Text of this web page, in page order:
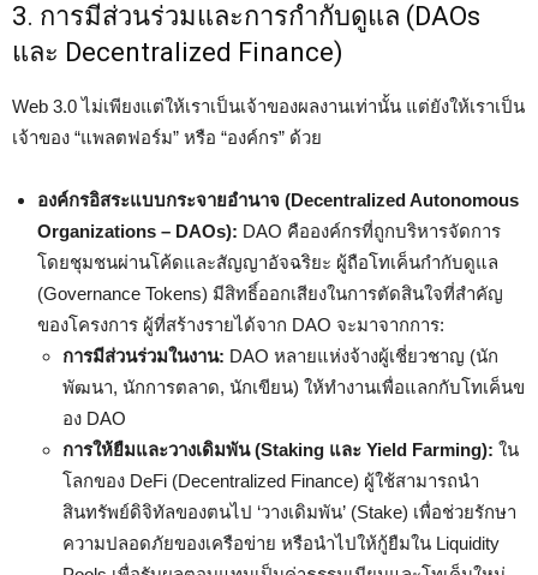
3. การมีส่วนร่วมและการกำกับดูแล (DAOs
และ Decentralized Finance)
Web 3.0 ไม่เพียงแต่ให้เราเป็นเจ้าของผลงานเท่านั้น แต่ยังให้เราเป็น
เจ้าของ “แพลตฟอร์ม” หรือ “องค์กร” ด้วย
องค์กรอิสระแบบกระจายอำนาจ (Decentralized Autonomous
Organizations – DAOs): DAO คือองค์กรที่ถูกบริหารจัดการ
โดยชุมชนผ่านโค้ดและสัญญาอัจฉริยะ ผู้ถือโทเค็นกำกับดูแล
(Governance Tokens) มีสิทธิ์ออกเสียงในการตัดสินใจที่สำคัญ
ของโครงการ ผู้ที่สร้างรายได้จาก DAO จะมาจากการ:
การมีส่วนร่วมในงาน: DAO หลายแห่งจ้างผู้เชี่ยวชาญ (นัก
พัฒนา, นักการตลาด, นักเขียน) ให้ทำงานเพื่อแลกกับโทเค็นข
อง DAO
การให้ยืมและวางเดิมพัน (Staking และ Yield Farming): ใน
โลกของ DeFi (Decentralized Finance) ผู้ใช้สามารถนำ
สินทรัพย์ดิจิทัลของตนไป ‘วางเดิมพัน’ (Stake) เพื่อช่วยรักษา
ความปลอดภัยของเครือข่าย หรือนำไปให้กู้ยืมใน Liquidity